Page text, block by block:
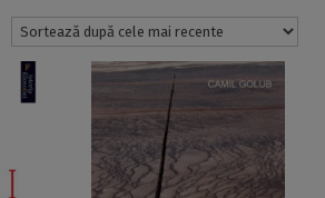
cele